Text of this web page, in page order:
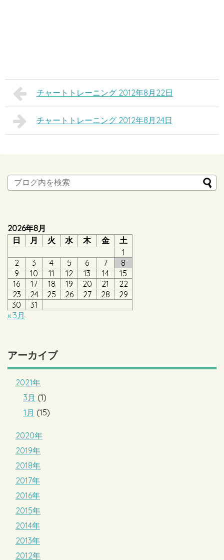
チャートトレーニング 2012年8月22日
チャートトレーニング 2012年8月24日
2026年8月
日
月 火 水 木 金
土
1
2
3 4 5 6 7
8
9
10 11 12 13 14
15
16
17 18 19 20 21
22
23
24 25 26 27 28
29
30
31
« 3月
アーカイブ
2021年
3月 (1)
1月 (15)
2020年
2019年
2018年
2017年
2016年
2015年
2014年
2013年
2012年